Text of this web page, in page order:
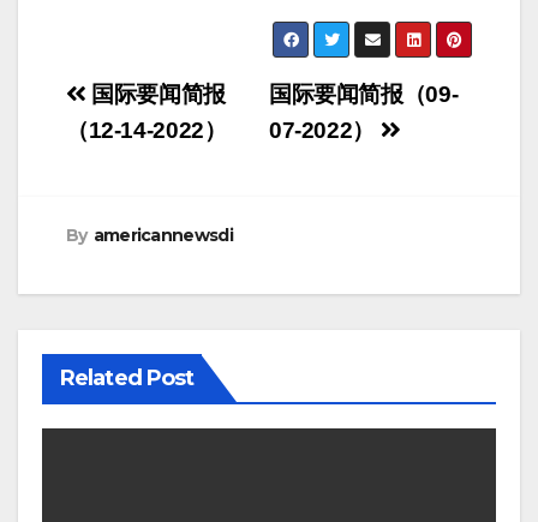
Post
navigation
国际要闻简报（09-
07-2022）
国际要闻简报
（12-14-2022）
By americannewsdi
Related Post